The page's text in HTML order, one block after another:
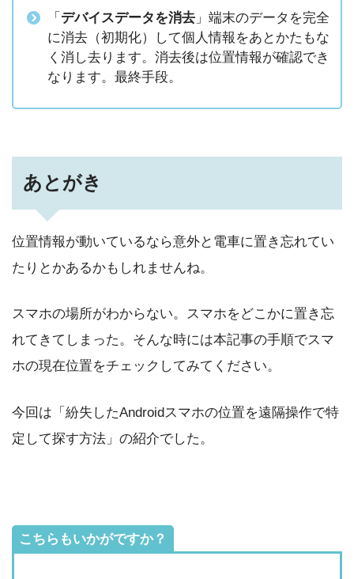
「 デバイスデータを消去」端末のデータを完全
に消去（初期化）して個人情報をあとかたもな
く消し去ります。消去後は位置情報が確認でき
なります。最終手段。
あとがき
位置情報が動いているなら意外と電車に置き忘れてい
たりとかあるかもしれませんね。
スマホの場所がわからない。スマホをどこかに置き忘
れてきてしまった。そんな時には本記事の手順でスマ
ホの現在位置をチェックしてみてください。
今回は「紛失したAndroidスマホの位置を遠隔操作で特
定して探す方法」の紹介でした。
こちらもいかがですか？